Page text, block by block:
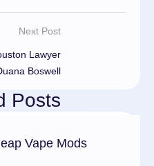
Next Post
Lawyer
Boswell
Posts
Vape Mods